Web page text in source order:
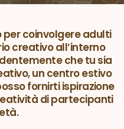
per coinvolgere adulti
creativo all’interno
che tu sia
un centro estivo
fornirti ispirazione
di partecipanti